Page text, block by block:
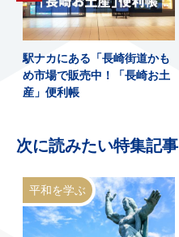
駅ナカにある「長崎街道かも
め市場で販売中！「長崎お土
産」便利帳
次に読みたい特集記事
平和を学ぶ